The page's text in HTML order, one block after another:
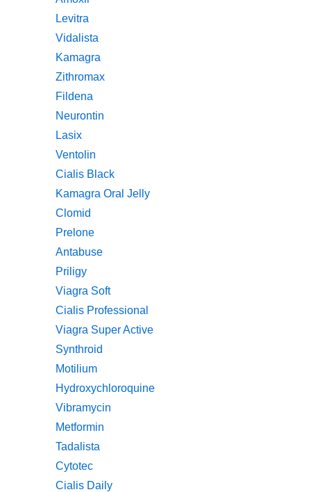
Levitra
Vidalista
Kamagra
Zithromax
Fildena
Neurontin
Lasix
Ventolin
Cialis Black
Kamagra Oral Jelly
Clomid
Prelone
Antabuse
Priligy
Viagra Soft
Cialis Professional
Viagra Super Active
Synthroid
Motilium
Hydroxychloroquine
Vibramycin
Metformin
Tadalista
Cytotec
Cialis Daily